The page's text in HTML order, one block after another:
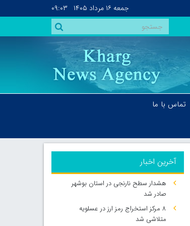
جمعه ۱۶ مرداد ۱۴۰۵ ۰۹:۰۳
تماس با ما
آخرین اخبار
هشدار سطح نارنجی در استان بوشهر
صادر شد
۸ مرکز استخراج رمز ارز در عسلویه
متلاشی شد